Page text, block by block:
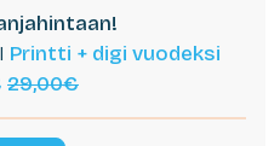
Printti + digi vuodeksi
29,00€